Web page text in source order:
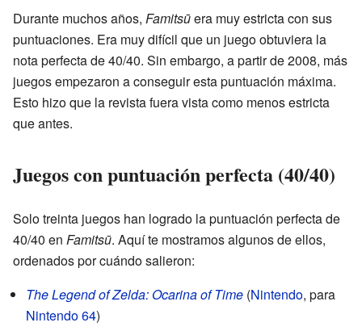
Durante muchos años, Famitsūera muy estricta con sus
puntuaciones. Era muy difícil que un juego obtuviera la
nota perfecta de 40/40. Sin embargo, a partir de 2008, más
juegos empezaron a conseguir esta puntuación máxima.
Esto hizo que la revista fuera vista como menos estricta
que antes.
Juegos con puntuación perfecta (40/40)
Solo treinta juegos han logrado la puntuación perfecta de
40/40 en Famitsū. Aquí te mostramos algunos de ellos,
ordenados por cuándo salieron:
The Legend of Zelda: Ocarina of Time (Nintendo, para
Nintendo 64)